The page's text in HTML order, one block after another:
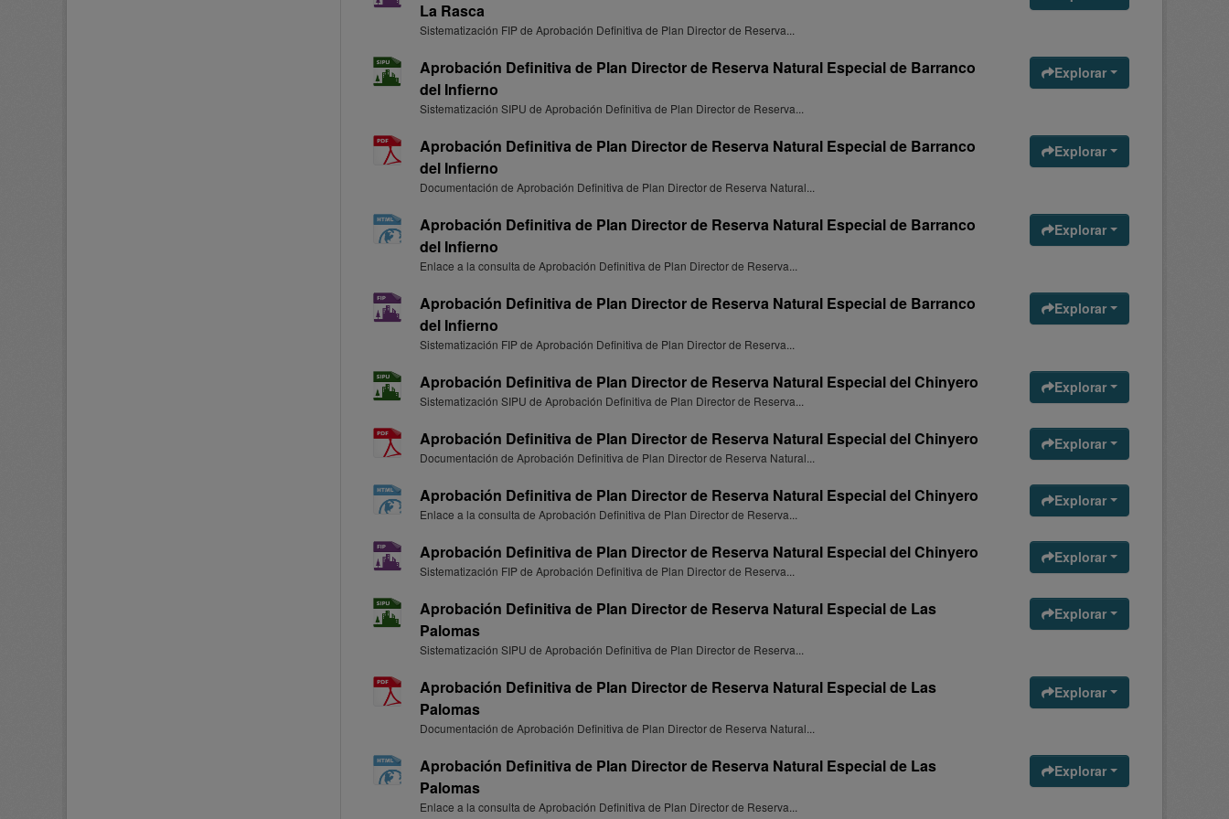
La Rasca
Sistematización FIP de Aprobación Definitiva de Plan Director de Reserva...
Aprobación Definitiva de Plan Director de Reserva Natural Especial de Barranco
del Infierno
Sistematización SIPU de Aprobación Definitiva de Plan Director de Reserva...
Explorar
Aprobación Definitiva de Plan Director de Reserva Natural Especial de Barranco
del Infierno
Documentación de Aprobación Definitiva de Plan Director de Reserva Natural...
Explorar
Aprobación Definitiva de Plan Director de Reserva Natural Especial de Barranco
del Infierno
Enlace a la consulta de Aprobación Definitiva de Plan Director de Reserva...
Explorar
Aprobación Definitiva de Plan Director de Reserva Natural Especial de Barranco
del Infierno
Sistematización FIP de Aprobación Definitiva de Plan Director de Reserva...
Explorar
Aprobación Definitiva de Plan Director de Reserva Natural Especial del Chinyero
Sistematización SIPU de Aprobación Definitiva de Plan Director de Reserva...
Explorar
Aprobación Definitiva de Plan Director de Reserva Natural Especial del Chinyero
Documentación de Aprobación Definitiva de Plan Director de Reserva Natural...
Explorar
Aprobación Definitiva de Plan Director de Reserva Natural Especial del Chinyero
Enlace a la consulta de Aprobación Definitiva de Plan Director de Reserva...
Explorar
Aprobación Definitiva de Plan Director de Reserva Natural Especial del Chinyero
Sistematización FIP de Aprobación Definitiva de Plan Director de Reserva...
Explorar
Aprobación Definitiva de Plan Director de Reserva Natural Especial de Las
Palomas
Sistematización SIPU de Aprobación Definitiva de Plan Director de Reserva...
Explorar
Aprobación Definitiva de Plan Director de Reserva Natural Especial de Las
Palomas
Documentación de Aprobación Definitiva de Plan Director de Reserva Natural...
Explorar
Aprobación Definitiva de Plan Director de Reserva Natural Especial de Las
Palomas
Enlace a la consulta de Aprobación Definitiva de Plan Director de Reserva...
Explorar